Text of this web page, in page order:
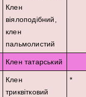
Клен
віялоподібний,
клен
пальмолистий
Клен татарський
Клен
триквітковий
*